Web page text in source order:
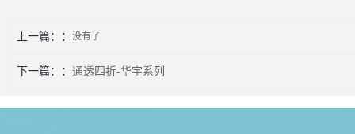
上一篇： 没有了
下一篇： 通透四折-华宇系列